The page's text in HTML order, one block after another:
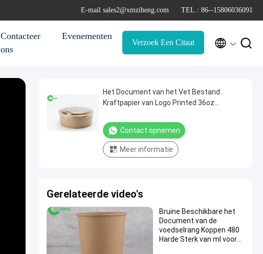
E-mail sales2@xmziheng.com TEL.: 86--15806036091
Contacteer
ons
Evenementen
Verzoek Een Citaat  
Het Document van het Vet Bestand
Kraftpapier van Logo Printed 36oz
Duidelijke Deksels
Contact opnemen
Meer informatie
Gerelateerde video's
Bruine Beschikbare het
Document van de
voedselrang Koppen 480
Harde Sterk van ml voor